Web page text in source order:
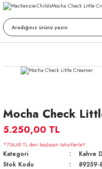
Mocha Check
5.250,00 TL
*734,65 TL den başlayan taksitlerle!!
Kategori
Kahve
Stok Kodu
89259-